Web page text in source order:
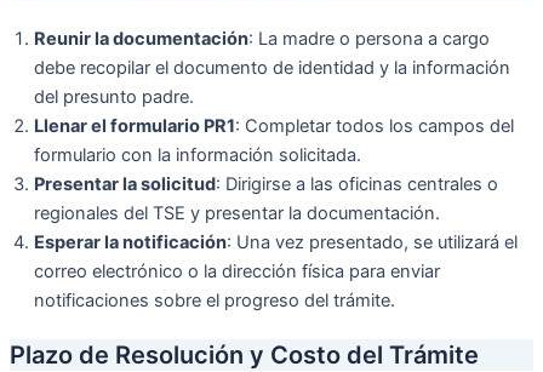
Reunir la documentación: La madre o persona a cargo
debe recopilar el documento de identidad y la información
del presunto padre.
Llenar el formulario PR1: Completar todos los campos del
formulario con la información solicitada.
Presentar la solicitud: Dirigirse a las oficinas centrales o
regionales del TSE y presentar la documentación.
Esperar la notificación: Una vez presentado, se utilizará el
correo electrónico o la dirección física para enviar
notificaciones sobre el progreso del trámite.
Plazo de Resolución y Costo del Trámite